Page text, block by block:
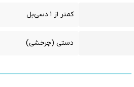
کمتر از ۱ دسی‌بل
دستی (چرخشی)